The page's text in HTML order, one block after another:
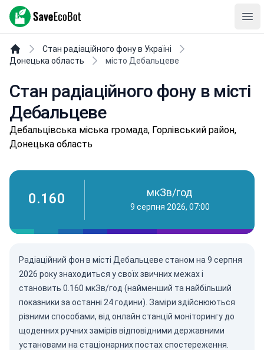
SaveEcoBot
Стан радіаційного фону в Україні
Донецька область
місто Дебальцеве
Стан радіаційного фону в місті
Дебальцеве
Дeбaльцівськa міська громада, Горлівський район,
Донецька область
0.160 мкЗв/год
9 серпня 2026, 07:00
Радіаційний фон в місті Дебальцеве станом на 9 серпня
2026 року знаходиться у своїх звичних межах і
становить 0.160 мкЗв/год (найменший та найбільший
показники за останні 24 години). Заміри здійснюються
різними способами, від онлайн станцій моніторингу до
щоденних ручних замірів відповідними державними
установами на стаціонарних постах спостереження.